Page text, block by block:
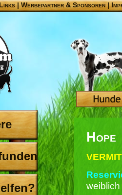
|Werbepartner & Sponsoren|
Hope
weiblich